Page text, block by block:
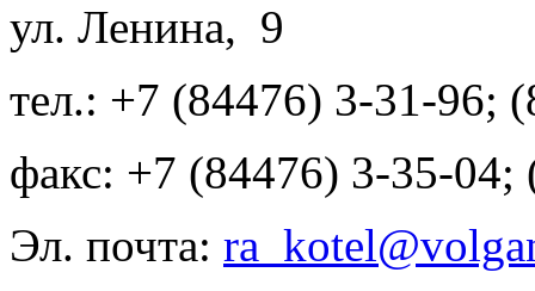
ул. Ленина, 9
тел.: +7 (84476) 3-31-96;
факс: +7 (84476) 3-35-04;
Эл. почта: